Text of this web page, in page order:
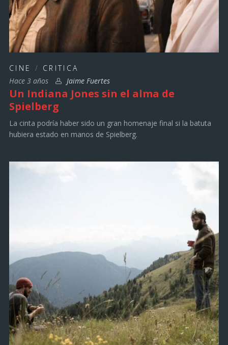
CINE / CRITICA
Hace 3 años
Jaime Fuertes
Un Indiana Jones sin el alma de
Spielberg
La cinta podría haber sido un gran homenaje final si la batuta
hubiera estado en manos de Spielberg.